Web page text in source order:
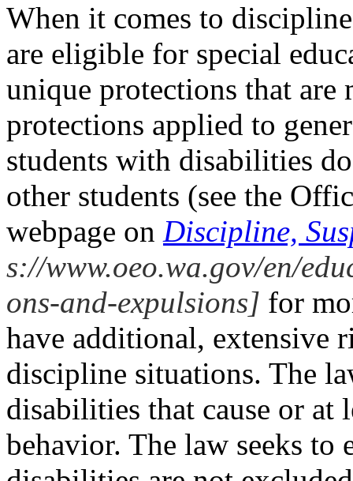
When it comes to
are eligible for special
unique protections that are
protections applied to
students with disabilities
other students (see the
webpage on Discipline,
s://www.oeo.wa.gov/en/
ons-and-expulsions] for
have additional, extensive
discipline situations. The
disabilities that cause or at
behavior. The law seeks to